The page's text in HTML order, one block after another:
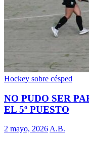
Hockey sobre césped
NO PUDO SER
EL 5º PUESTO
2 mayo, 2026 A.B.